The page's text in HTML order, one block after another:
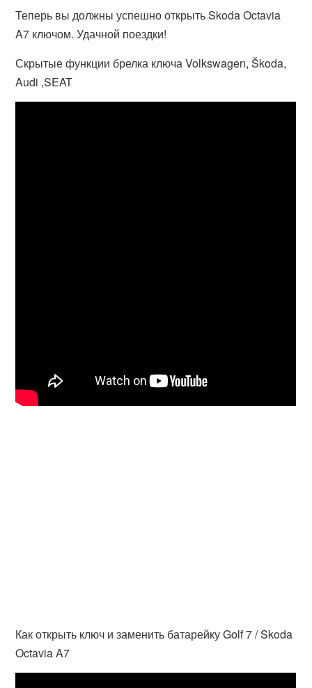
Теперь вы должны успешно открыть Skoda Octavia
A7 ключом. Удачной поездки!
Скрытые функции брелка ключа Volkswagen, Škoda,
Audi ,SEAT
Как открыть ключ и заменить батарейку Golf 7 / Skoda
Octavia A7